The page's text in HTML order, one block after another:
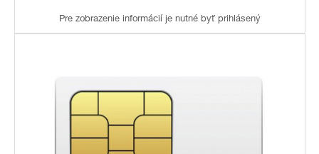
Pre zobrazenie informácií je nutné byť prihlásený